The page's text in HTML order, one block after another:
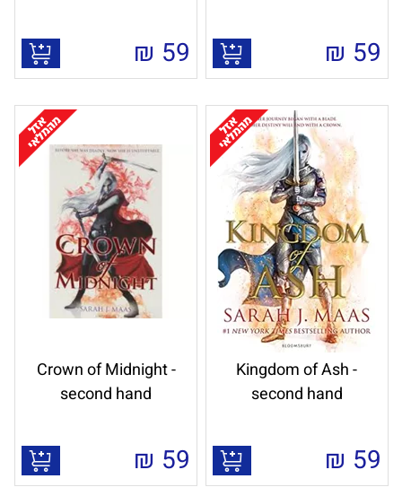
59
₪
59
₪
Kingdom of Ash -
second hand
59
₪
Crown of Midnight -
second hand
59
₪